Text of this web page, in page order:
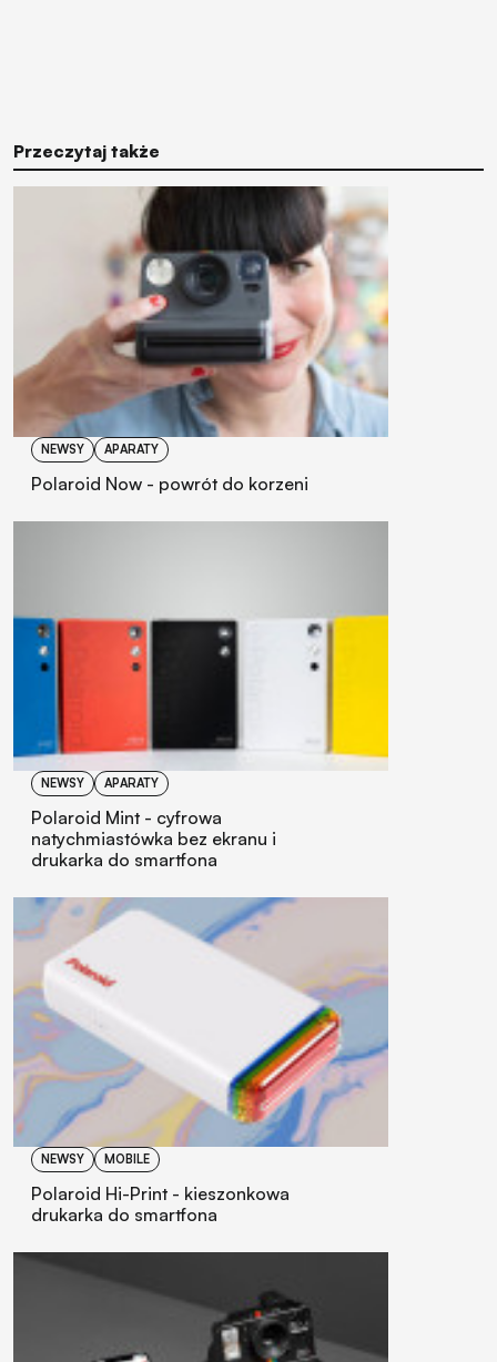
Przeczytaj także
NEWSY APARATY
Polaroid Now - powrót do korzeni
NEWSY APARATY
Polaroid Mint - cyfrowa
natychmiastówka bez ekranu i
drukarka do smartfona
NEWSY MOBILE
Polaroid Hi-Print - kieszonkowa
drukarka do smartfona